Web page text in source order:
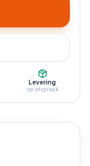
Levering
op afspraak